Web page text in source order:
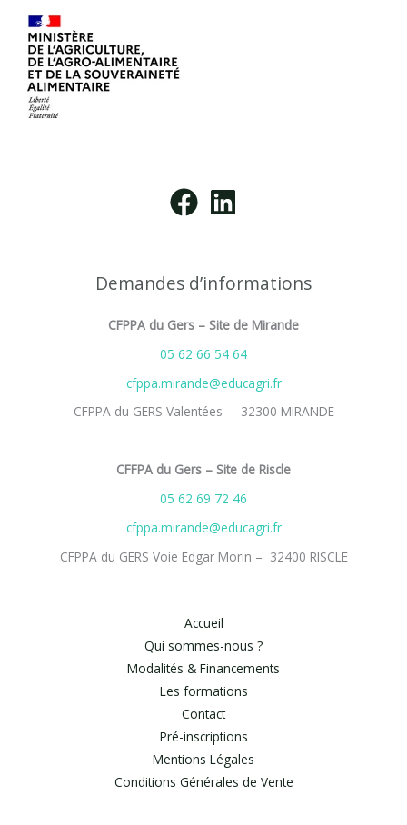
Demandes d’informations
CFPPA du Gers – Site de Mirande
05 62 66 54 64
cfppa.mirande@educagri.fr
CFPPA du GERS Valentées – 32300 MIRANDE
CFFPA du Gers – Site de Riscle
05 62 69 72 46
cfppa.mirande@educagri.fr
CFPPA du GERS Voie Edgar Morin – 32400 RISCLE
Accueil
Qui sommes-nous ?
Modalités & Financements
Les formations
Contact
Pré-inscriptions
Mentions Légales
Conditions Générales de Vente